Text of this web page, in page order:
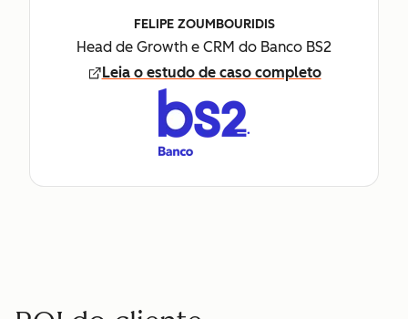
FELIPE ZOUMBOURIDIS
Head de Growth e CRM do Banco BS2
Leia o estudo de caso completo